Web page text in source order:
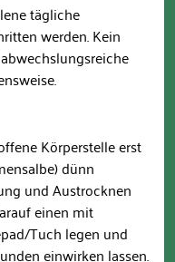
tägliche
werden. Kein
Körperstelle erst
dünn
und Austrocknen
einen mit
Tuch legen und
einwirken lassen.